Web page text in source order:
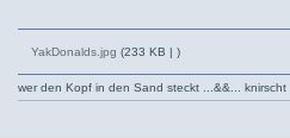
YakDonalds.jpg (233 KB | )
wer den Kopf in den Sand steckt ...&&...